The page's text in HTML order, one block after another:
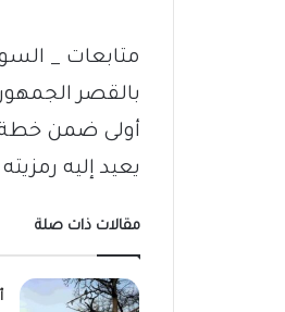
متابعات _
بالقصر
أولى ضمن خطة
يعيد إليه
مقالات ذات صلة